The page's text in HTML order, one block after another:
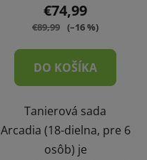
€74,99
€89,99 (–16 %)
DO KOŠÍKA
Tanierová sada
Arcadia (18-dielna, pre 6
osôb) je